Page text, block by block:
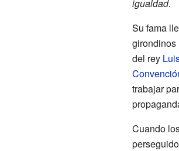
igualdad.
Su fama
girondinos
del rey
trabajar
Cuando